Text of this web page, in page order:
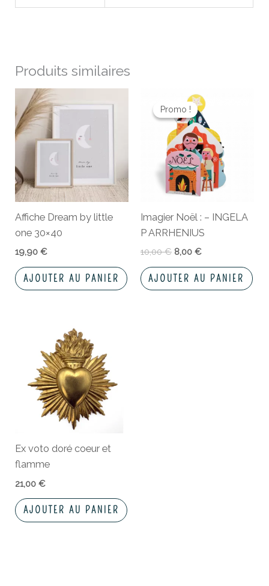
Produits similaires
Affiche Dream by little
one 30×40
19,90€
AJOUTER AU PANIER
Promo !
Promo !
Imagier Noël : – INGELA
P ARRHENIUS
10,00€
prix
initial
était :
10,00 €.
8,00 €
Le
prix
actuel
est :
8,00 €.
AJOUTER AU PANIER
Ex voto doré coeur et
flamme
21,00€
AJOUTER AU PANIER